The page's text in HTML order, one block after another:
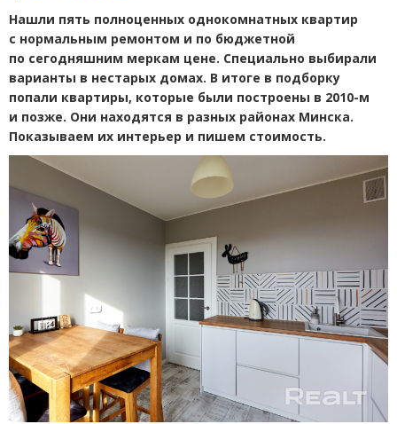
Нашли пять полноценных однокомнатных квартир
с нормальным ремонтом и по бюджетной
по сегодняшним меркам цене. Специально выбирали
варианты в нестарых домах. В итоге в подборку
попали квартиры, которые были построены в 2010-м
и позже. Они находятся в разных районах Минска.
Показываем их интерьер и пишем стоимость.